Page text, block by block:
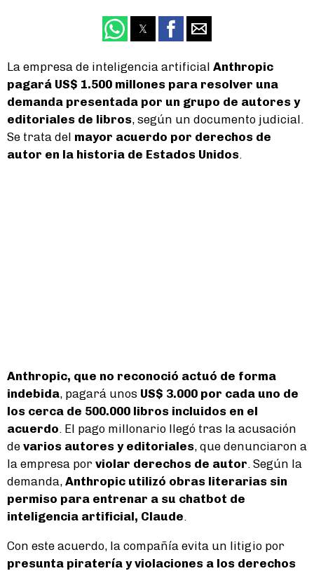
La empresa de inteligencia artificial Anthropic
pagará US$ 1.500 millones para resolver una
demanda presentada por un grupo de autores y
editoriales de libros, según un documento judicial.
Se trata del mayor acuerdo por derechos de
autor en la historia de Estados Unidos
Anthropic, que no reconoció actuó de forma
indebida, pagará unos US$ 3.000 por cada uno de
los cerca de 500.000 libros incluidos en el
acuerdo . El pago millonario llegó tras la acusación
de varios autores y editoriales, que denunciaron a
la empresa por violar derechos de autor . Según la
demanda, Anthropic utilizó obras literarias sin
permiso para entrenar a su chatbot de
inteligencia artificial, Claude
Con este acuerdo, la compañía evita un litigio por
presunta piratería y violaciones a los derechos